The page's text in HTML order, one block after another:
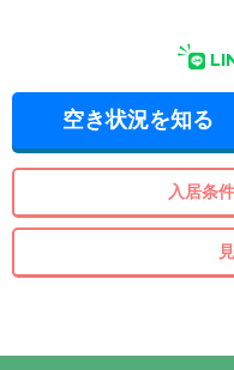
空き状況を知る
入居条